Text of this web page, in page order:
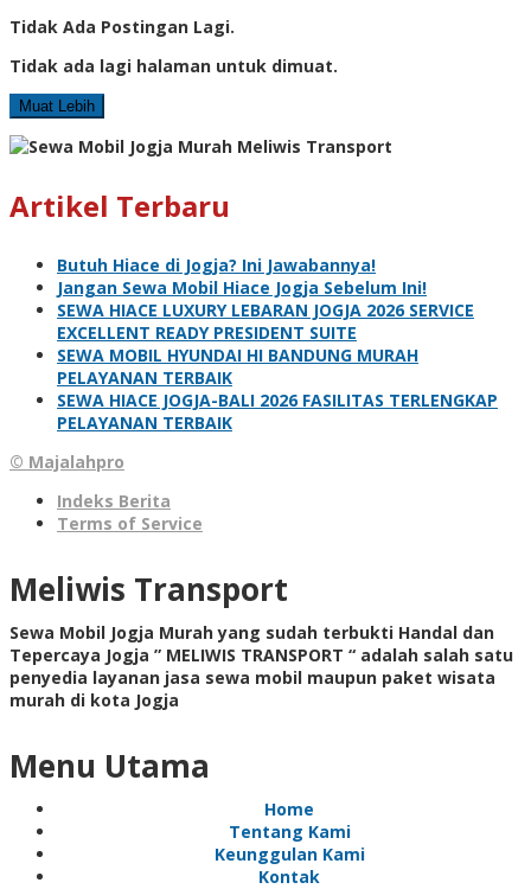
Tidak Ada Postingan Lagi.
Tidak ada lagi halaman untuk dimuat.
Muat Lebih
Artikel Terbaru
Butuh Hiace di Jogja? Ini Jawabannya!
Jangan Sewa Mobil Hiace Jogja Sebelum Ini!
SEWA HIACE LUXURY LEBARAN JOGJA 2026 SERVICE
EXCELLENT READY PRESIDENT SUITE
SEWA MOBIL HYUNDAI HI BANDUNG MURAH
PELAYANAN TERBAIK
SEWA HIACE JOGJA-BALI 2026 FASILITAS TERLENGKAP
PELAYANAN TERBAIK
© Majalahpro
Indeks Berita
Terms of Service
Meliwis Transport
Sewa Mobil Jogja Murah yang sudah terbukti Handal dan
Tepercaya Jogja ” MELIWIS TRANSPORT “ adalah salah satu
penyedia layanan jasa sewa mobil maupun paket wisata
murah di kota Jogja
Menu Utama
Home
Tentang Kami
Keunggulan Kami
Kontak